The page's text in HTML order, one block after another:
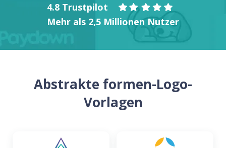
4.8 Trustpilot
Mehr als 2,5 Millionen Nutzer
Abstrakte formen-Logo-
Vorlagen